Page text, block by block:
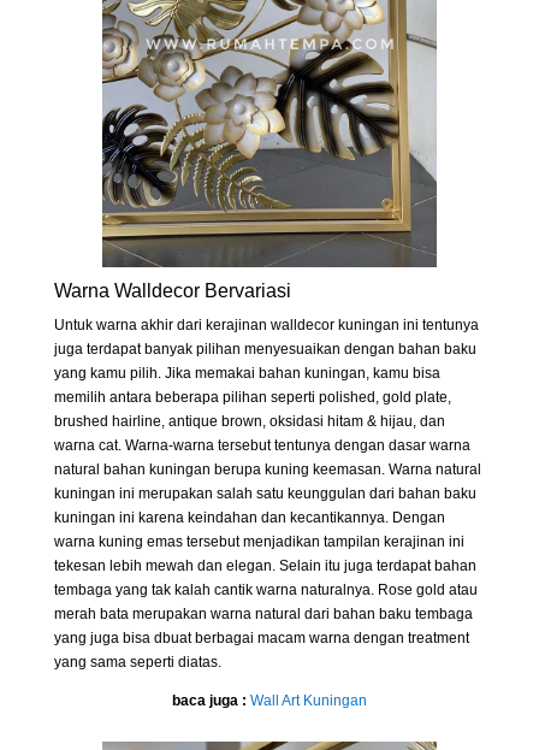
Warna Walldecor Bervariasi
Untuk warna akhir dari kerajinan walldecor kuningan ini tentunya
juga terdapat banyak pilihan menyesuaikan dengan bahan baku
yang kamu pilih. Jika memakai bahan kuningan, kamu bisa
memilih antara beberapa pilihan seperti polished, gold plate,
brushed hairline, antique brown, oksidasi hitam & hijau, dan
warna cat. Warna-warna tersebut tentunya dengan dasar warna
natural bahan kuningan berupa kuning keemasan. Warna natural
kuningan ini merupakan salah satu keunggulan dari bahan baku
kuningan ini karena keindahan dan kecantikannya. Dengan
warna kuning emas tersebut menjadikan tampilan kerajinan ini
tekesan lebih mewah dan elegan. Selain itu juga terdapat bahan
tembaga yang tak kalah cantik warna naturalnya. Rose gold atau
merah bata merupakan warna natural dari bahan baku tembaga
yang juga bisa dbuat berbagai macam warna dengan treatment
yang sama seperti diatas.
baca juga : Wall Art Kuningan